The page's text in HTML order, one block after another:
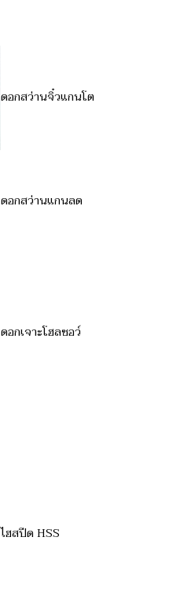
ดอกสว่านจิ๋วแกนโต
ดอกสว่านแกนลด
ดอกเจาะโฮลซอว์
ไฮสปีด HSS